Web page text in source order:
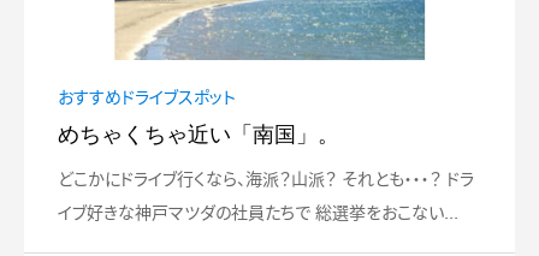
おすすめドライブスポット
めちゃくちゃ近い「南国」。
どこかにドライブ行くなら、海派？山派？ それとも・・・？ ドラ
イブ好きな神戸マツダの社員たちで 総選挙をおこない...